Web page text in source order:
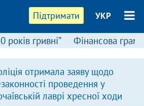
Підтримати УКР
років гривні” Фінансова
отримала заяву щодо
проведення у
лаврі хресної ходи